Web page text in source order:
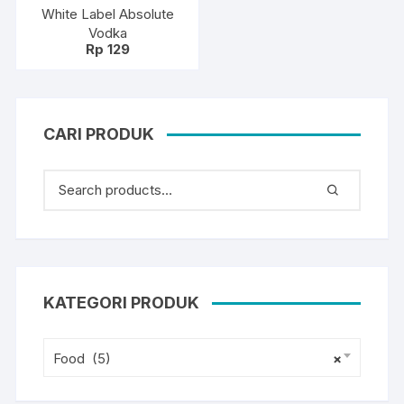
White Label Absolute
Vodka
Rp 129
CARI PRODUK
KATEGORI PRODUK
×
Food (5)